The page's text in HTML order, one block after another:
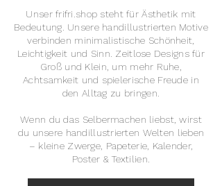
Unser frifri.shop steht für Ästhetik mit
Bedeutung. Unsere handillustrierten Motive
verbinden minimalistische Schönheit,
Leichtigkeit und Sinn. Zeitlose Designs für
Groß und Klein, um mehr Ruhe,
Achtsamkeit und spielerische Freude in
den Alltag zu bringen.
Wenn du das Selbermachen liebst, wirst
du unsere handillustrierten Welten lieben
– kleine Zwerge, Papeterie, Kalender,
Poster & Textilien.